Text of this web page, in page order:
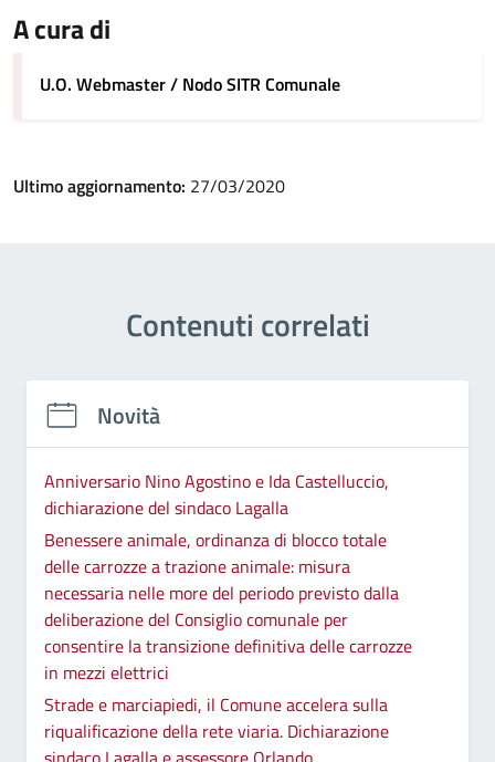
A cura di
U.O. Webmaster / Nodo SITR Comunale
Ultimo aggiornamento: 27/03/2020
Contenuti correlati
Novità
Anniversario Nino Agostino e Ida Castelluccio,
dichiarazione del sindaco Lagalla
Benessere animale, ordinanza di blocco totale
delle carrozze a trazione animale: misura
necessaria nelle more del periodo previsto dalla
deliberazione del Consiglio comunale per
consentire la transizione definitiva delle carrozze
in mezzi elettrici
Strade e marciapiedi, il Comune accelera sulla
riqualificazione della rete viaria. Dichiarazione